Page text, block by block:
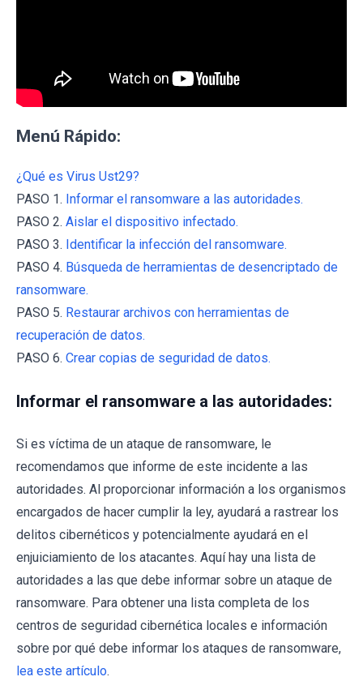
Menú Rápido:
¿Qué es Virus Ust29?
PASO 1. Informar el ransomware a las autoridades.
PASO 2. Aislar el dispositivo infectado.
PASO 3. Identificar la infección del ransomware.
PASO 4. Búsqueda de herramientas de desencriptado de
ransomware.
PASO 5. Restaurar archivos con herramientas de
recuperación de datos.
PASO 6. Crear copias de seguridad de datos.
Informar el ransomware a las autoridades:
Si es víctima de un ataque de ransomware, le
recomendamos que informe de este incidente a las
autoridades. Al proporcionar información a los organismos
encargados de hacer cumplir la ley, ayudará a rastrear los
delitos cibernéticos y potencialmente ayudará en el
enjuiciamiento de los atacantes. Aquí hay una lista de
autoridades a las que debe informar sobre un ataque de
ransomware. Para obtener una lista completa de los
centros de seguridad cibernética locales e información
sobre por qué debe informar los ataques de ransomware,
lea este artículo.